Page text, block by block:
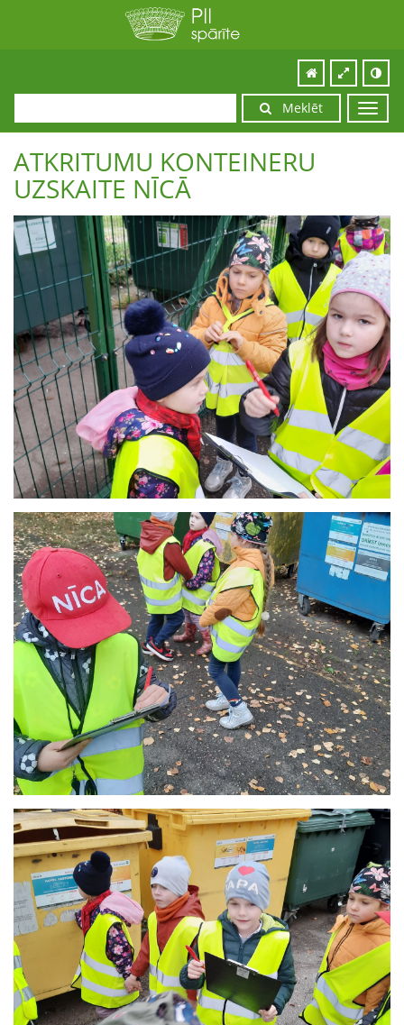
Meklēt
ATKRITUMU KONTEINERU
UZSKAITE NĪCĀ